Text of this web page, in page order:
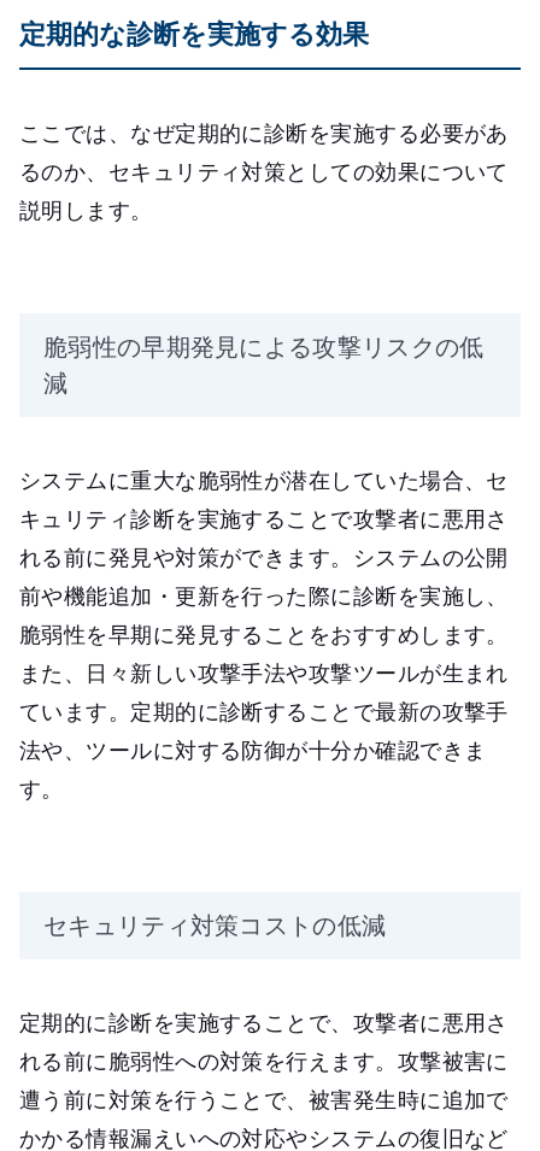
定期的な診断を実施する効果
ここでは、なぜ定期的に診断を実施する必要があ
るのか、セキュリティ対策としての効果について
説明します。
脆弱性の早期発見による攻撃リスクの低
減
システムに重大な脆弱性が潜在していた場合、セ
キュリティ診断を実施することで攻撃者に悪用さ
れる前に発見や対策ができます。システムの公開
前や機能追加・更新を行った際に診断を実施し、
脆弱性を早期に発見することをおすすめします。
また、日々新しい攻撃手法や攻撃ツールが生まれ
ています。定期的に診断することで最新の攻撃手
法や、ツールに対する防御が十分か確認できま
す。
セキュリティ対策コストの低減
定期的に診断を実施することで、攻撃者に悪用さ
れる前に脆弱性への対策を行えます。攻撃被害に
遭う前に対策を行うことで、被害発生時に追加で
かかる情報漏えいへの対応やシステムの復旧など